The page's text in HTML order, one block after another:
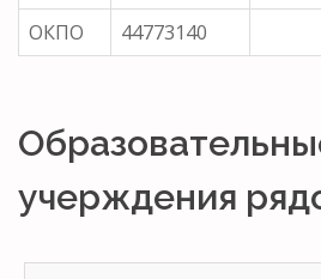
ОКПО
44773140
учерждения